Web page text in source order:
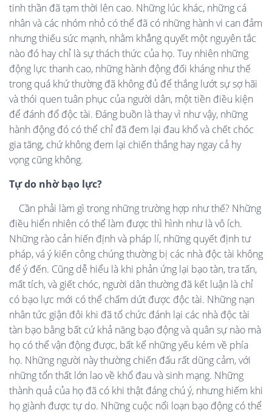
tinh thần đã tạm thời lên cao. Những lúc khác, những cá
nhân và các nhóm nhỏ có thể đã có những hành vi can đảm
nhưng thiếu sức mạnh, nhằm khẳng quyết một nguyên tắc
nào đó hay chỉ là sự thách thức của họ. Tuy nhiên những
động lực thanh cao, những hành động đối kháng như thế
trong quá khứ thường đã không đủ để thắng lướt sự sợ hãi
và thói quen tuân phục của người dân, một tiền điều kiện
để đánh đổ độc tài. Đáng buồn là thay vì như vậy, những
hành động đó có thể chỉ đã đem lại đau khổ và chết chóc
gia tăng, chứ không đem lại chiến thắng hay ngay cả hy
vọng cũng không.
Tự do nhờ bạo lực?
Cần phải làm gì trong những trường hợp như thế? Những
điều hiển nhiên có thể làm được thì hình như là vô ích.
Những rào cản hiến định và pháp lí, những quyết định tư
pháp, vá ý kiến công chúng thường bị các nhà độc tài không
để ý đến. Cũng dễ hiểu là khi phản ứng lại bạo tàn, tra tấn,
mất tích, và giết chóc, người dân thường đã kết luận là chỉ
có bạo lực mới có thể chấm dứt được độc tài. Những nạn
nhân tức giận đôi khi đã tổ chức đánh lại các nhà độc tài
tàn bạo bằng bất cứ khả năng bạo động và quân sự nào mà
họ có thể vận động được, bất kể những yếu kém về phía
họ. Những người này thường chiến đấu rất dũng cảm, với
những tổn thất lớn lao về khổ đau và sinh mạng. Những
thành quả của họ đã có khi thật đáng chú ý, nhưng hiếm khi
họ giành được tự do. Những cuộc nổi loạn bạo động có thể